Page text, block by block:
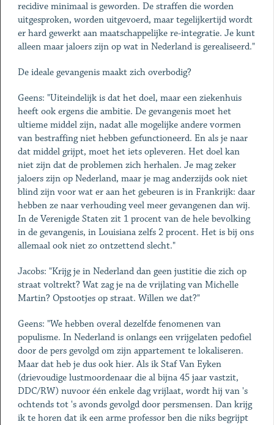
recidive minimaal is geworden. De straffen die worden
uitgesproken, worden uitgevoerd, maar tegelijkertijd wordt
er hard gewerkt aan maatschappelijke re-integratie. Je kunt
alleen maar jaloers zijn op wat in Nederland is gerealiseerd."
De ideale gevangenis maakt zich overbodig?
Geens: "Uiteindelijk is dat het doel, maar een ziekenhuis
heeft ook ergens die ambitie. De gevangenis moet het
ultieme middel zijn, nadat alle mogelijke andere vormen
van bestraffing niet hebben gefunctioneerd. En als je naar
dat middel grijpt, moet het iets opleveren. Het doel kan
niet zijn dat de problemen zich herhalen. Je mag zeker
jaloers zijn op Nederland, maar je mag anderzijds ook niet
blind zijn voor wat er aan het gebeuren is in Frankrijk: daar
hebben ze naar verhouding veel meer gevangenen dan wij.
In de Verenigde Staten zit 1 procent van de hele bevolking
in de gevangenis, in Louisiana zelfs 2 procent. Het is bij ons
allemaal ook niet zo ontzettend slecht."
Jacobs: "Krijg je in Nederland dan geen justitie die zich op
straat voltrekt? Wat zag je na de vrijlating van Michelle
Martin? Opstootjes op straat. Willen we dat?"
Geens: "We hebben overal dezelfde fenomenen van
populisme. In Nederland is onlangs een vrijgelaten pedofiel
door de pers gevolgd om zijn appartement te lokaliseren.
Maar dat heb je dus ook hier. Als ik Staf Van Eyken
(drievoudige lustmoordenaar die al bijna 45 jaar vastzit,
DDC/RW) nuvoor één enkele dag vrijlaat, wordt hij van 's
ochtends tot 's avonds gevolgd door persmensen. Dan krijg
ik te horen dat ik een arme professor ben die niks begrijpt